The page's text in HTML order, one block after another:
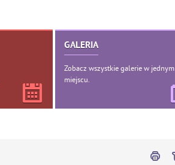
GALERIA
Zobacz wszystkie galerie w jednym
miejscu.